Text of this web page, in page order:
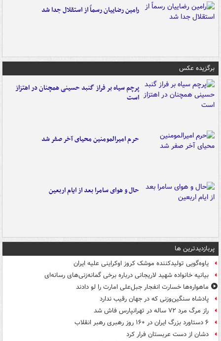
رامین رضاییان رسماً از استقلال جدا شد
برگزیده عکس
پرچم سیاه بر فراز گنبد حسینی همچنان در اهتزاز
است
حرم امیرالمومنین محیای آخر صفر شد
حال و هوای سامرا بعد از ایام اربعین
پربازدیدترین ها
یاوه‌گویی تولیدکننده موشک کروز اوکراینی علیه ایران
بیانیه خانواده شهید لاریجانی درباره برخی گمانه‌زنی‌های رسانه‌ای
ماهواره‌ها خسارت انفجار جبل‌علی امارت را لو دادند
پادشاه سنگین‌وزنی که در جهان رقیب ندارد
راز مرگ مرد ۷۲ ساله در تهرانپارس فاش شد
۶ دستاورد بزرگ ایران در ۱۶۰ روز رهبری رهبر انقلاب
دشان از دست عربستان فرار کرد